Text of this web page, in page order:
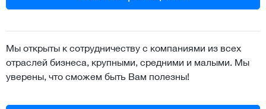
Мы открыты к сотрудничеству с компаниями из всех
отраслей бизнеса, крупными, средними и малыми. Мы
уверены, что сможем быть Вам полезны!